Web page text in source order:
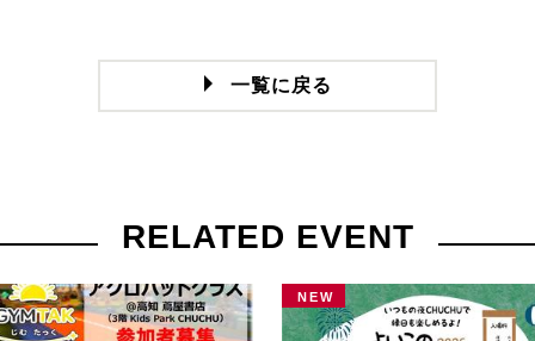
一覧に戻る
RELATED EVENT
NEW